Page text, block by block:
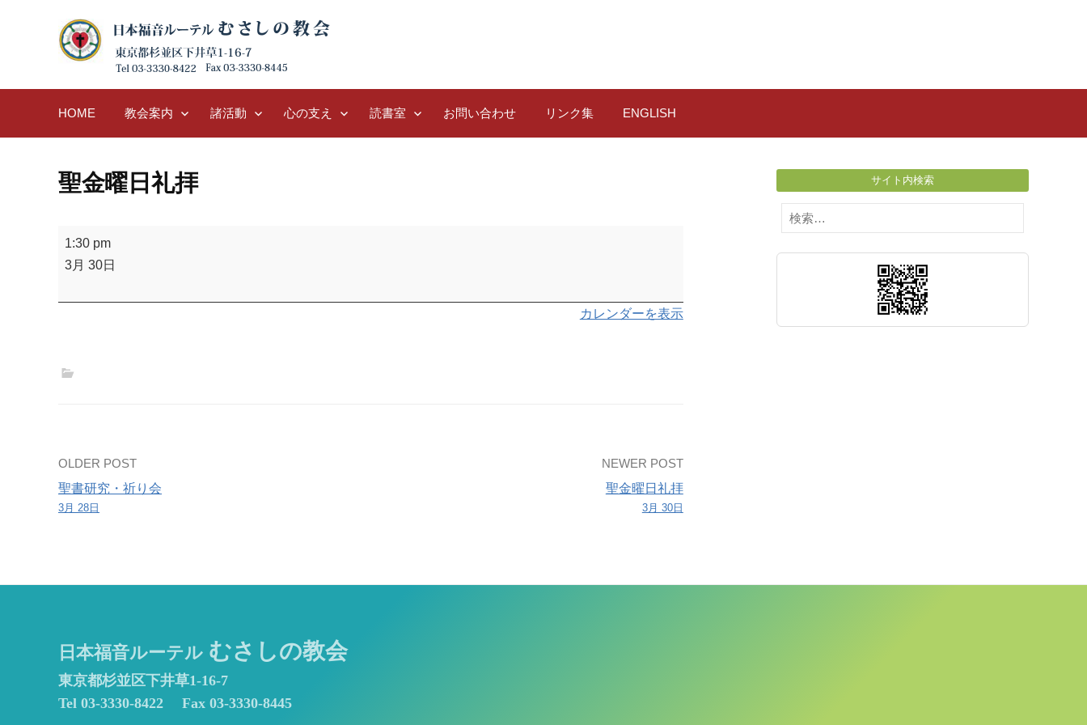
HOME 教会案内 諸活動 心の支え 読書室 お問い合わせ リンク集 ENGLISH
聖金曜日礼拝
聖
金
日
1:30 pm
3月 30日
カレンダーを表示
Post
navigation
OLDER POST
聖書研究・祈り会
3月 28日
NEWER POST
聖金曜日礼拝
3月 30日
サイト内検索
検
索:
日本福音ルーテル むさしの教会
東京都杉並区下井草1-16-7
Tel 03-3330-8422
Fax 03-3330-8445